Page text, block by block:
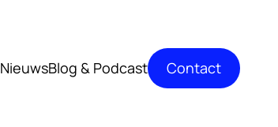
NieuwsBlog & Podcast Contact